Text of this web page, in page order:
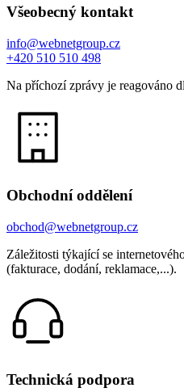
Všeobecný kontakt
info@webnetgroup.cz
+420 510 510 498
Na příchozí zprávy je reagováno
Obchodní oddělení
obchod@webnetgroup.cz
Záležitosti týkající se
(fakturace, dodání, reklamace,...).
Technická podpora